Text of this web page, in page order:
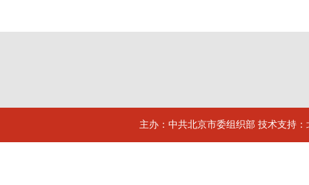
主办：中共北京市委组织部 技术支持